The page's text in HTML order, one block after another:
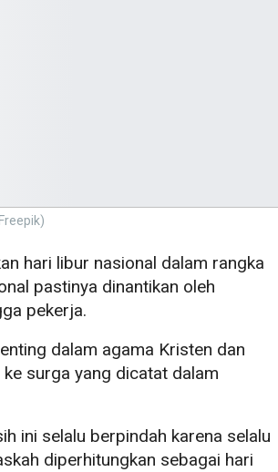
hari libur nasional dalam rangka
pastinya dinantikan oleh
pekerja.
dalam agama Kristen dan
surga yang dicatat dalam
ini selalu berpindah karena selalu
diperhitungkan sebagai hari